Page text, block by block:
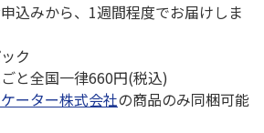
込みから、1週間程度でお届けしま
ク
と全国一律660円(税込)
ーター株式会社の商品のみ同梱可能